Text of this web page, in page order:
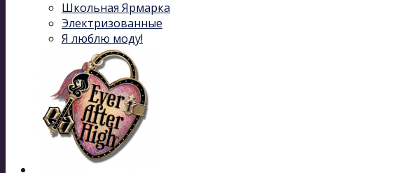
Школьная Ярмарка
Электризованные
Я люблю моду!